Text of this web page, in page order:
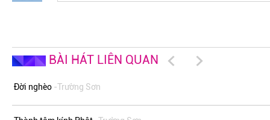
BÀI HÁT LIÊN QUAN
Đời nghèo -Trường Sơn